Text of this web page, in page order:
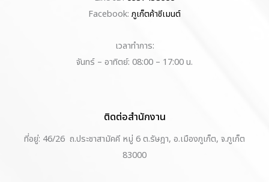
Facebook: ภูเก็ตค้าซีเมนต์
เวลาทำการ:
จันทร์ – อาทิตย์: 08:00 – 17:00 น.
ติดต่อสำนักงาน
ที่อยู่: 46/26 ถ.ประชาสามัคคี หมู่ 6 ต.รัษฎา, อ.เมืองภูเก็ต, จ.ภูเก็ต
83000